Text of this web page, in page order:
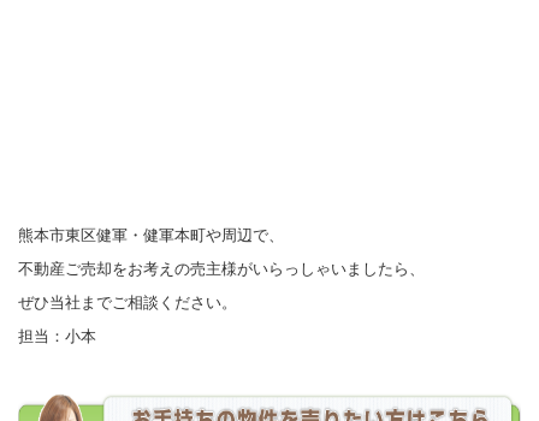
熊本市東区健軍・健軍本町や周辺で、
不動産ご売却をお考えの売主様がいらっしゃいましたら、
ぜひ当社までご相談ください。
担当：小本